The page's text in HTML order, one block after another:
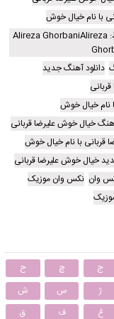
با نام خیال خوش
حذف شرط: علیرضا قربانی علیرضا قربانیحذف شرط: Alireza GhorbaniAlireza
دانلود آهنگ جدید
نام خیال خوش
خیال خوش علیرضا قربانی
قربانی با نام خیال خوش
خیال خوش علیرضا قربانی
وان نکس وان موزیک
ج چ
ح
ژ س
ش
غ ف
ق